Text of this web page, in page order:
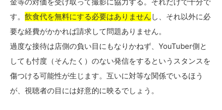
金等の対価を受け取って撮影に協力する。それだけで十分で
す。 飲食代を無料にする必要はありません し、それ以外に必
要な経費がかかれば請求して問題ありません。
過度な接待は店側の負い目にもなりかねず、YouTuber側と
しても忖度（そんたく）のない発信をするというスタンスを
傷つける可能性が生じます。互いに対等な関係でいるほう
が、視聴者の目には好意的に映るでしょう。